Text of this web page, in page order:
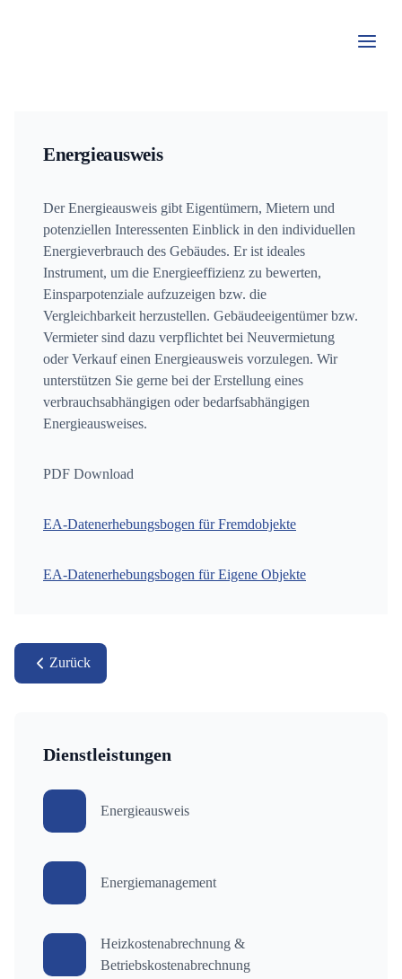
Energieausweis
Der Energieausweis gibt Eigentümern, Mietern und
potenziellen Interessenten Einblick in den individuellen
Energieverbrauch des Gebäudes. Er ist ideales
Instrument, um die Energieeffizienz zu bewerten,
Einsparpotenziale aufzuzeigen bzw. die
Vergleichbarkeit herzustellen. Gebäudeeigentümer bzw.
Vermieter sind dazu verpflichtet bei Neuvermietung
oder Verkauf einen Energieausweis vorzulegen. Wir
unterstützen Sie gerne bei der Erstellung eines
verbrauchsabhängigen oder bedarfsabhängigen
Energieausweises.
PDF Download
EA-Datenerhebungsbogen für Fremdobjekte
EA-Datenerhebungsbogen für Eigene Objekte
Zurück
Dienstleistungen
Energieausweis
Energiemanagement
Heizkostenabrechnung &
Betriebskostenabrechnung